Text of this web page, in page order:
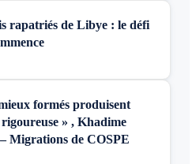
rapatriés de Libye : le défi
formés produisent
» , Khadime
Migrations de COSPE